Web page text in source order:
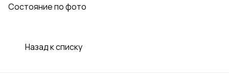
Состояние по фото
Назад к списку